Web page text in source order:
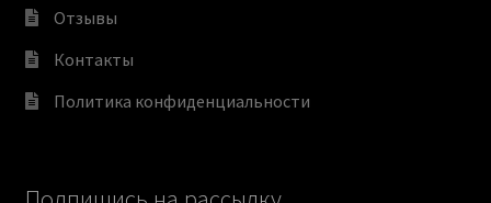
Отзывы
Контакты
Политика конфиденциальности